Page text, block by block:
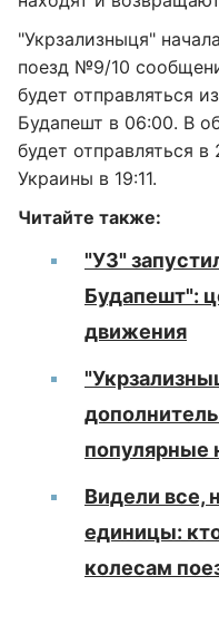
"Укрзализныця"
поезд №9/10
будет отправляться
Будапешт в 06:00. В
будет отправляться
Украины в 19:11.
Читайте также:
"УЗ"
Будапешт":
движения
популярные
Видели все,
единицы:
колесам